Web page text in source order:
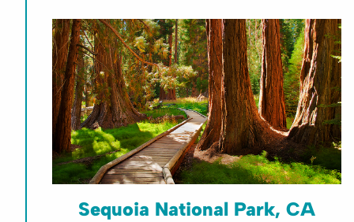
Sequoia National Park, CA